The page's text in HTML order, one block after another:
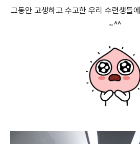
그동안 고생하고 수고한 우리 수련생들
~^^